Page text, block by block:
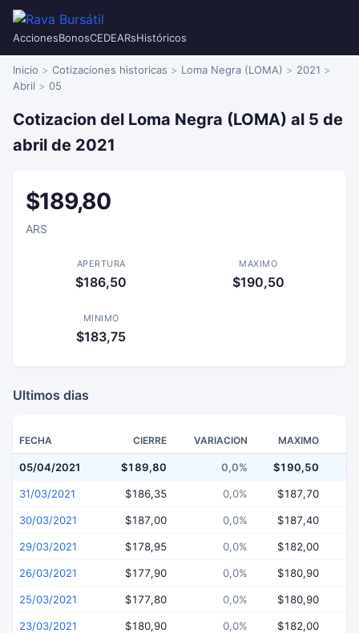
AccionesBonosCEDEARsHistóricos
Inicio Cotizaciones historicas Loma Negra (LOMA)
2021
Abril
05
Cotizacion del Loma Negra (LOMA) al 5 de
abril de 2021
$189,80
ARS
APERTURA
$186,50
MAXIMO
$190,50
MINIMO
$183,75
Ultimos dias
FECHA CIERRE VARIACION MAXIMO
05/04/2021 $189,80 0,0% $190,50
31/03/2021 $186,35 0,0% $187,70
30/03/2021 $187,00 0,0% $187,40
29/03/2021 $178,95 0,0% $182,00
26/03/2021 $177,90 0,0% $180,90
25/03/2021 $177,80 0,0% $180,90
23/03/2021 $180,90 0,0% $182,00